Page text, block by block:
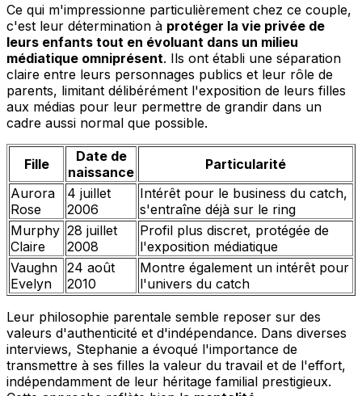
Ce qui m'impressionne particulièrement chez ce couple,
c'est leur détermination à protéger la vie privée de
leurs enfants tout en évoluant dans un milieu
médiatique omniprésent. Ils ont établi une séparation
claire entre leurs personnages publics et leur rôle de
parents, limitant délibérément l'exposition de leurs filles
aux médias pour leur permettre de grandir dans un
cadre aussi normal que possible.
Fille
Date de
naissance
Particularité
Aurora
Rose
4 juillet
2006
Intérêt pour le business du catch,
s'entraîne déjà sur le ring
Murphy
Claire
28 juillet
2008
Profil plus discret, protégée de
l'exposition médiatique
Vaughn
Evelyn
24 août
2010
Montre également un intérêt pour
l'univers du catch
Leur philosophie parentale semble reposer sur des
valeurs d'authenticité et d'indépendance. Dans diverses
interviews, Stephanie a évoqué l'importance de
transmettre à ses filles la valeur du travail et de l'effort,
indépendamment de leur héritage familial prestigieux.